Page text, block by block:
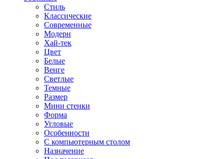
Стиль
Классические
Современные
Модерн
Хай-тек
Цвет
Белые
Венге
Светлые
Темные
Размер
Мини стенки
Форма
Угловые
Особенности
С компьютерным столом
Назначение